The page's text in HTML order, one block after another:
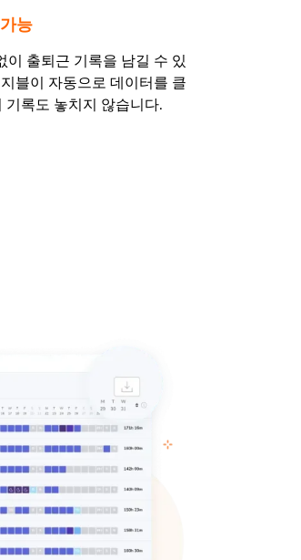
능
출퇴근 기록을 남길 수 있
블이 자동으로 데이터를 클
록도 놓치지 않습니다.